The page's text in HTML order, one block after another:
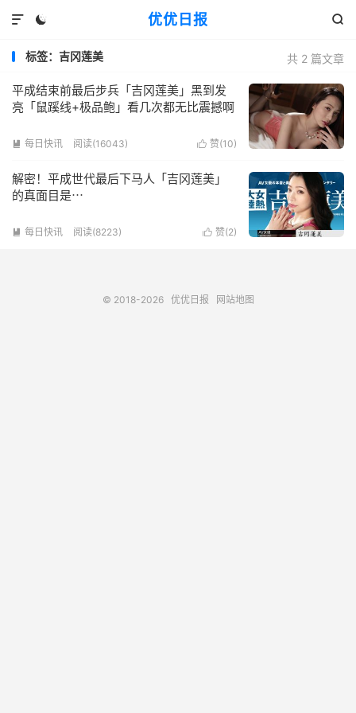
优优日报
 

共 2 篇文章
标签：吉冈莲美
平成结束前最后步兵「吉冈莲美」黑到发
亮「鼠蹊线+极品鲍」看几次都无比震撼啊
 赞(10)
 每日快讯 阅读(16043)
解密！平成世代最后下马人「吉冈莲美」
的真面目是⋯
 赞(2)
 每日快讯 阅读(8223)
© 2018-2026 优优日报 网站地图